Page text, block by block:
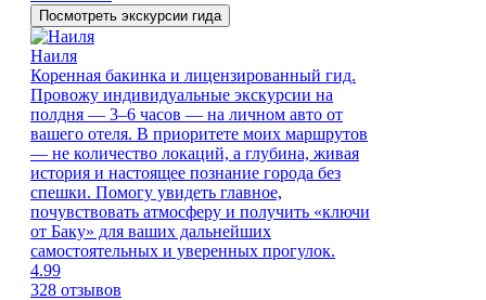
Посмотреть экскурсии гида
Наиля
Коренная бакинка и лицензированный гид.
Провожу индивидуальные экскурсии на
полдня — 3–6 часов — на личном авто от
вашего отеля. В приоритете моих маршрутов
— не количество локаций, а глубина, живая
история и настоящее познание города без
спешки. Помогу увидеть главное,
почувствовать атмосферу и получить «ключи
от Баку» для ваших дальнейших
самостоятельных и уверенных прогулок.
4.99
328 отзывов